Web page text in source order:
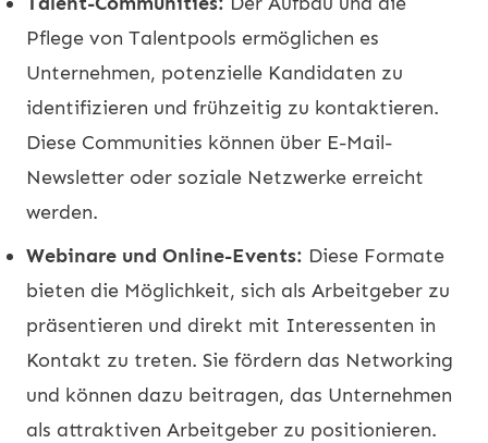
Pflege von Talentpools ermöglichen es
Unternehmen, potenzielle Kandidaten zu
identifizieren und frühzeitig zu kontaktieren.
Diese Communities können über E-Mail-
Newsletter oder soziale Netzwerke erreicht
werden.
Webinare und Online-Events: Diese Formate
bieten die Möglichkeit, sich als Arbeitgeber zu
präsentieren und direkt mit Interessenten in
Kontakt zu treten. Sie fördern das Networking
und können dazu beitragen, das Unternehmen
als attraktiven Arbeitgeber zu positionieren.